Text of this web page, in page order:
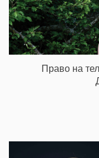
Право на